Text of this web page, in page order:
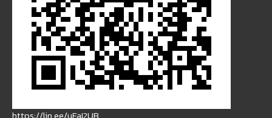
https://lin.ee/uFaI2UB